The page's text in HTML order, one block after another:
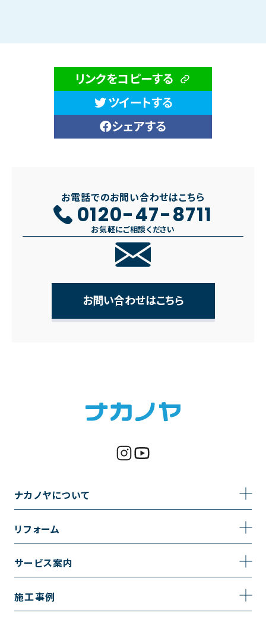
リンクをコピーする
ツイートする
シェアする
お電話でのお問い合わせはこちら
0120-47-8711
お気軽にご相談ください
お問い合わせはこちら
ナカノヤについて
採用情報
リフォーム
トイレのリフォーム
キッチンのリフォーム
サービス案内
サービスの流れ
施工事例